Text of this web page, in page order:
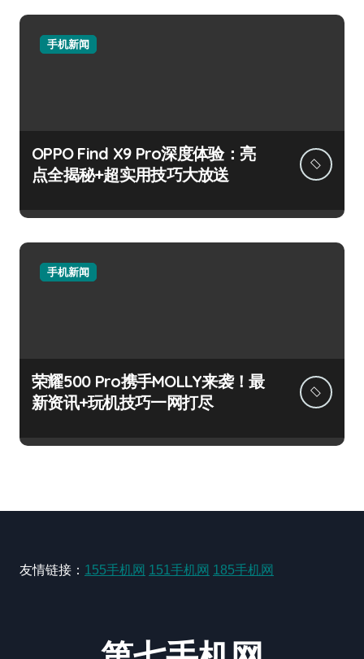
手机新闻
OPPO Find X9 Pro深度体验：亮
点全揭秘+超实用技巧大放送
手机新闻
荣耀500 Pro携手MOLLY来袭！最
新资讯+玩机技巧一网打尽
友情链接： 155手机网 151手机网 185手机网